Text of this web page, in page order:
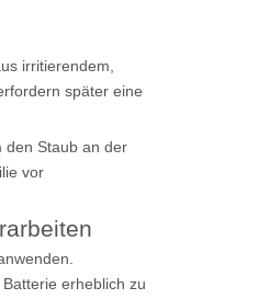
irritierendem,
später eine
den Staub an der
vor
erheblich zu